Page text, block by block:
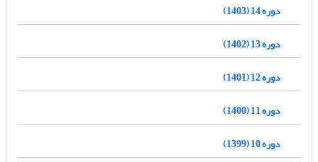
دوره 14 (1403)
دوره 13 (1402)
دوره 12 (1401)
دوره 11 (1400)
دوره 10 (1399)